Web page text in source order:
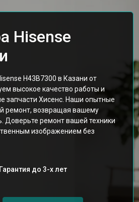
Hisense
H43B7300 в Казани от
высокое качество работы и
запчасти Хисенс. Наши опытные
ремонт, возвращая вашему
Доверьте ремонт вашей техники
изображением без
Гарантия до 3-х лет